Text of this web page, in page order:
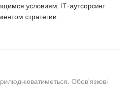
условиям, IT-аутсорсинг
стратегии.
Обов’язкові